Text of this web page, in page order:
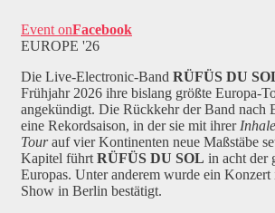
Event onFacebook
EUROPE '26
Die Live-Electronic-Band RÜFÜS DU
Frühjahr 2026 ihre bislang größte Europa-
angekündigt. Die Rückkehr der Band nach
eine Rekordsaison, in der sie mit ihrer
Tourauf vier Kontinenten neue Maßstäbe
Kapitel führt RÜFÜS DU SOL in acht der
Europas. Unter anderem wurde ein
Show in Berlin bestätigt.